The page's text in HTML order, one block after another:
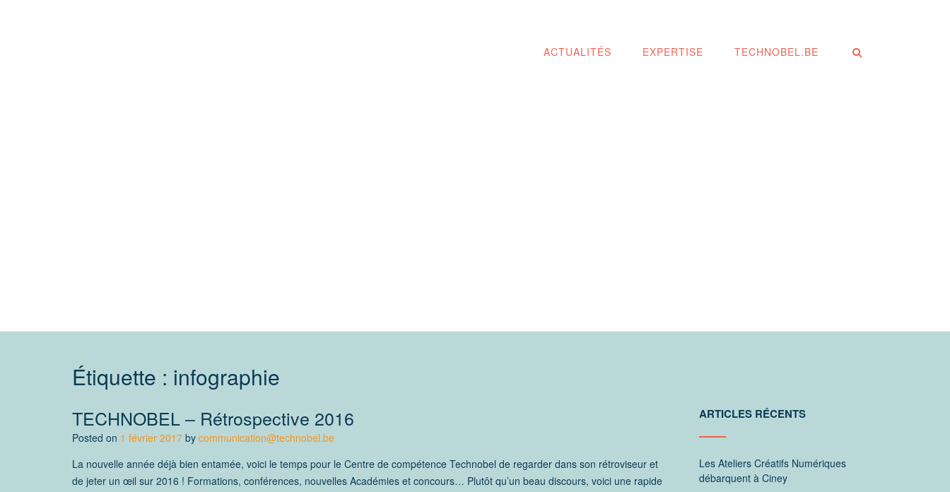
ACTUALITÉS
EXPERTISE TECHNOBEL.BE
Étiquette : infographie
TECHNOBEL – Rétrospective 2016
Posted on 1 février 2017 by communication@technobel.be
La nouvelle année déjà bien entamée, voici le temps pour le Centre de compétence Technobel de regarder dans son rétroviseur et
de jeter un œil sur 2016 ! Formations, conférences, nouvelles Académies et concours… Plutôt qu’un beau discours, voici une rapide
ARTICLES RÉCENTS
Les Ateliers Créatifs Numériques
débarquent à Ciney